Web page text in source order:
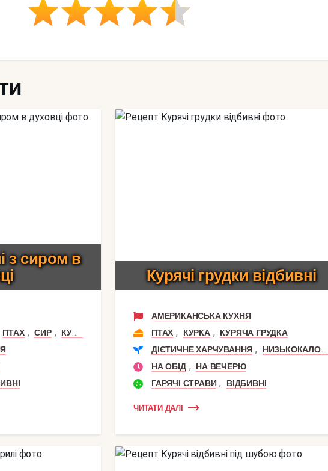
з сиром в
ПТАХ , СИР , КУРКА МОЦАРЕЛЛА , КУРЯЧА ГРУДКА
Курячі грудки відбивні
АМЕРИКАНСЬКА КУХНЯ
ПТАХ , КУРКА ,
КУРЯЧА ГРУДКА
ДІЄТИЧНЕ ХАРЧУВАННЯ , НИЗЬКОКАЛОРІЙНІ
НА ОБІД ,
НА ВЕЧЕРЮ
ГАРЯЧІ СТРАВИ , ВІДБИВНІ
ЧИТАТИ ДАЛІ